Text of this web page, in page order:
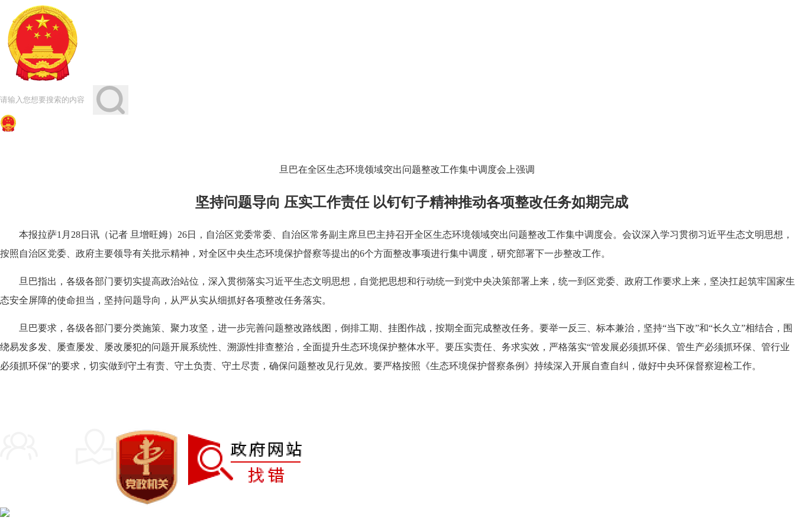
旦巴在全区生态环境领域突出问题整改工作集中调度会上强调
坚持问题导向 压实工作责任 以钉钉子精神推动各项整改任务如期完成
本报拉萨1月28日讯（记者 旦增旺姆）26日，自治区党委常委、自治区常务副主席旦巴主持召开全区生态环境领域突出问题整改工作集中调度会。会议深入学习贯彻习近平生态文明思想，
按照自治区党委、政府主要领导有关批示精神，对全区中央生态环境保护督察等提出的6个方面整改事项进行集中调度，研究部署下一步整改工作。
旦巴指出，各级各部门要切实提高政治站位，深入贯彻落实习近平生态文明思想，自觉把思想和行动统一到党中央决策部署上来，统一到区党委、政府工作要求上来，坚决扛起筑牢国家生
态安全屏障的使命担当，坚持问题导向，从严从实从细抓好各项整改任务落实。
旦巴要求，各级各部门要分类施策、聚力攻坚，进一步完善问题整改路线图，倒排工期、挂图作战，按期全面完成整改任务。要举一反三、标本兼治，坚持“当下改”和“长久立”相结合，围
绕易发多发、屡查屡发、屡改屡犯的问题开展系统性、溯源性排查整治，全面提升生态环境保护整体水平。要压实责任、务求实效，严格落实“管发展必须抓环保、管生产必须抓环保、管行业
必须抓环保”的要求，切实做到守土有责、守土负责、守土尽责，确保问题整改见行见效。要严格按照《生态环境保护督察条例》持续深入开展自查自纠，做好中央环保督察迎检工作。